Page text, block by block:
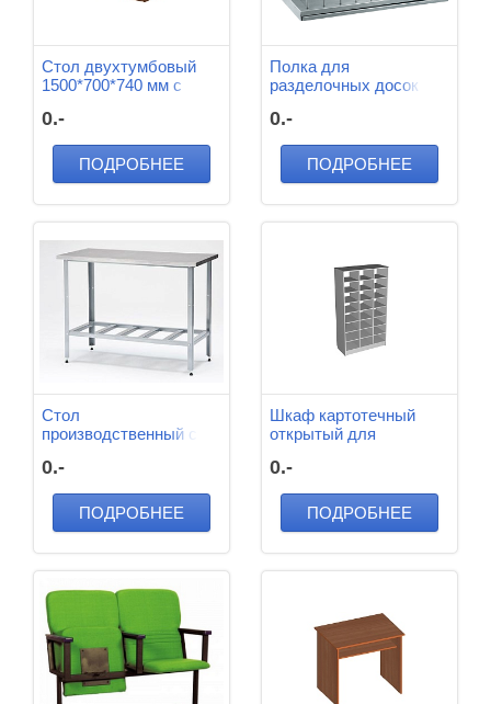
Стол двухтумбовый
1500*700*740 мм с
столом1000*600*740
мм
0.-
ПОДРОБНЕЕ
Полка для
разделочных досок
0.-
ПОДРОБНЕЕ
Стол
производственный с
1500*600*860 мм
0.-
ПОДРОБНЕЕ
Шкаф картотечный
открытый для
1000*420*1750 мм
0.-
ПОДРОБНЕЕ